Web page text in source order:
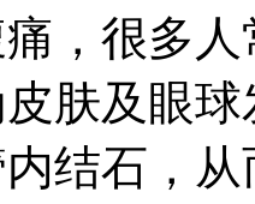
，很多
肤及眼
结石，